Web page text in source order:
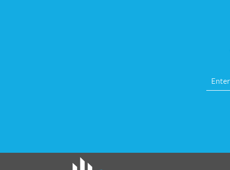
fat melter pill